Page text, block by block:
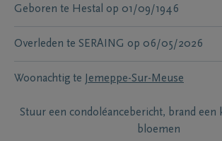
Geboren te Hestal op 01/09/1946
Overleden te SERAING op 06/05/2026
Woonachtig te Jemeppe-Sur-Meuse
Stuur een condoléancebericht, brand een
bloemen